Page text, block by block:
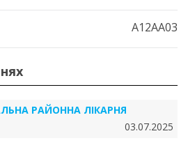
A12AA03
РАЙОННА ЛІКАРНЯ
03.07.2025